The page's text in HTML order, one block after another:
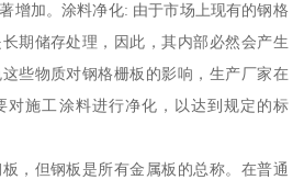
增加。涂料净化: 由于市场上现有的钢格
期储存处理，因此，其内部必然会产生
些物质对钢格栅板的影响，生产厂家在
对施工涂料进行净化，以达到规定的标
，但钢板是所有金属板的总称。在普通